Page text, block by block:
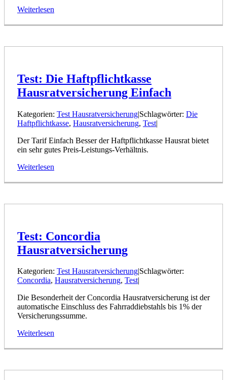
Weiterlesen
Test: Die Haftpflichtkasse
Hausratversicherung Einfach
Kategorien: Test Hausratversicherung|Schlagwörter: Die
Haftpflichtkasse, Hausratversicherung, Test|
Der Tarif Einfach Besser der Haftpflichtkasse Hausrat bietet
ein sehr gutes Preis-Leistungs-Verhältnis.
Weiterlesen
Test: Concordia
Hausratversicherung
Kategorien: Test Hausratversicherung|Schlagwörter:
Concordia, Hausratversicherung, Test|
Die Besonderheit der Concordia Hausratversicherung ist der
automatische Einschluss des Fahrraddiebstahls bis 1% der
Versicherungssumme.
Weiterlesen